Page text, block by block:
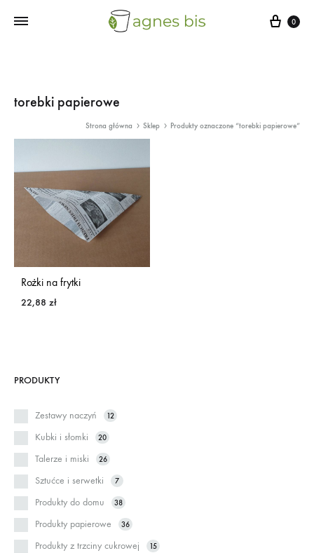
Cart
0
torebki papierowe
Strona główna Sklep Produkty oznaczone “torebki papierowe”
Rożki na frytki
22,88 zł
PRODUKTY
Zestawy naczyń 12
Kubki i słomki 20
Talerze i miski 26
Sztućce i serwetki 7
Produkty do domu 38
Produkty papierowe 36
Produkty z trzciny cukrowej 15